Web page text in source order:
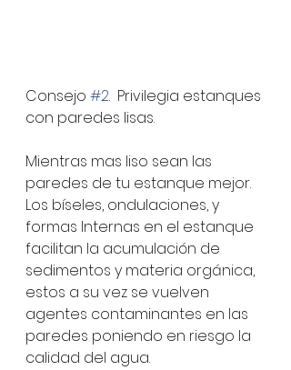
Consejo #2.  Privilegia estanques
con paredes lisas.
Mientras mas liso sean las
paredes de tu estanque mejor.
Los bíseles, ondulaciones, y
formas Internas en el estanque
facilitan la acumulación de
sedimentos y materia orgánica,
estos a su vez se vuelven
agentes contaminantes en las
paredes poniendo en riesgo la
calidad del agua.